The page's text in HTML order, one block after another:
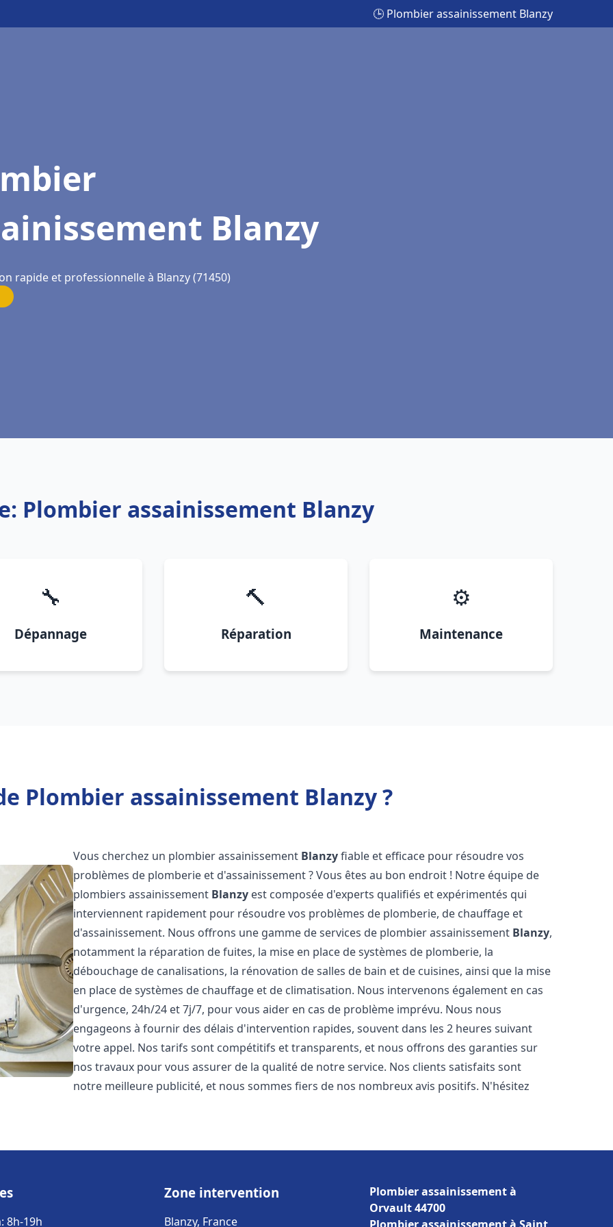
🕒 Plombier assainissement Blanzy
Blanzy
rapide et professionnelle à Blanzy (71450)
Plombier assainissement Blanzy
🔧
Dépannage
🔨
Réparation
⚙️
Maintenance
Plombier assainissement Blanzy ?
Vous cherchez un plombier assainissement Blanzyfiable et efficace pour résoudre vos
problèmes de plomberie et d'assainissement ? Vous êtes au bon endroit ! Notre équipe de
plombiers assainissement Blanzy est composée d'experts qualifiés et expérimentés qui
interviennent rapidement pour résoudre vos problèmes de plomberie, de chauffage et
d'assainissement. Nous offrons une gamme de services de plombier assainissement Blanzy,
notamment la réparation de fuites, la mise en place de systèmes de plomberie, la
débouchage de canalisations, la rénovation de salles de bain et de cuisines, ainsi que la mise
en place de systèmes de chauffage et de climatisation. Nous intervenons également en cas
d'urgence, 24h/24 et 7j/7, pour vous aider en cas de problème imprévu. Nous nous
engageons à fournir des délais d'intervention rapides, souvent dans les 2 heures suivant
votre appel. Nos tarifs sont compétitifs et transparents, et nous offrons des garanties sur
nos travaux pour vous assurer de la qualité de notre service. Nos clients satisfaits sont
notre meilleure publicité, et nous sommes fiers de nos nombreux avis positifs. N'hésitez
8h-19h
Zone intervention
Blanzy, France
Plombier assainissement à
Orvault 44700